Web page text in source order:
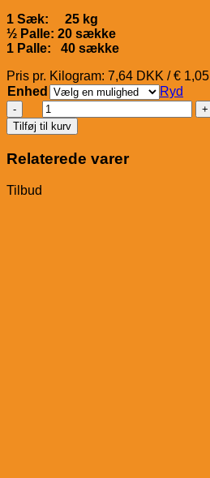
1 Sæk: 25 kg
½ Palle: 20 sække
1 Palle: 40 sække
Pris pr. Kilogram: 7,64 DKK / € 1,05
Enhed
Ryd
Tük
Tük
startfoder
til
kyllinger
antal
Tilføj til kurv
Relaterede varer
Tilbud